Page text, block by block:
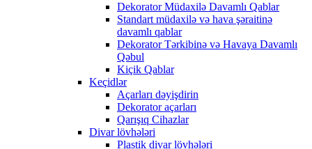
Dekorator Müdaxilə Davamlı Qablar
Standart müdaxilə və hava şəraitinə
davamlı qablar
Dekorator Tərkibinə və Havaya Davamlı
Qəbul
Kiçik Qablar
Keçidlər
Açarları dəyişdirin
Dekorator açarları
Qarışıq Cihazlar
Divar lövhələri
Plastik divar lövhələri